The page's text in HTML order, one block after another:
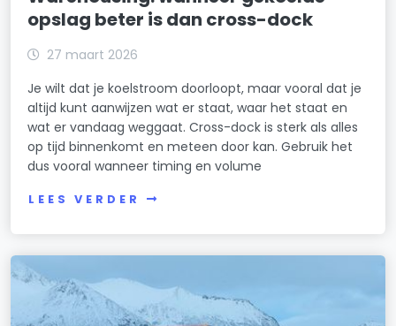
opslag beter is dan cross-dock
27 maart 2026
Je wilt dat je koelstroom doorloopt, maar vooral dat je
altijd kunt aanwijzen wat er staat, waar het staat en
wat er vandaag weggaat. Cross-dock is sterk als alles
op tijd binnenkomt en meteen door kan. Gebruik het
dus vooral wanneer timing en volume
LEES VERDER